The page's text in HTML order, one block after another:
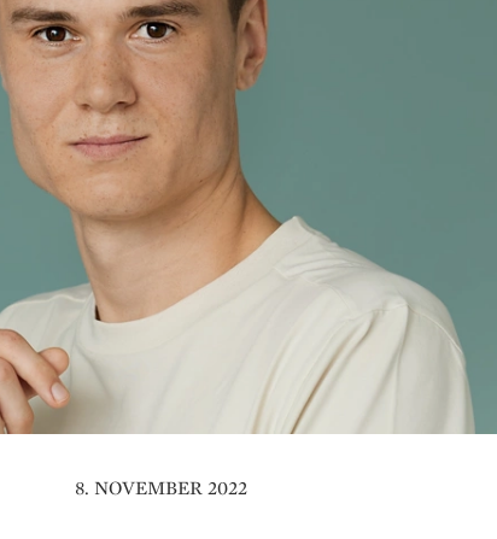
8. NOVEMBER 2022